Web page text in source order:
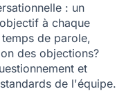
: un
à chaque
de parole,
des objections?
et
de l'équipe.